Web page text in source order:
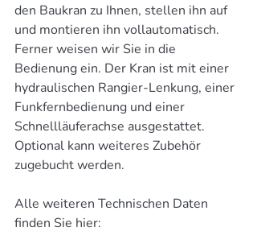
den Baukran zu Ihnen, stellen ihn auf
und montieren ihn vollautomatisch.
Ferner weisen wir Sie in die
Bedienung ein. Der Kran ist mit einer
hydraulischen Rangier-Lenkung, einer
Funkfernbedienung und einer
Schnellläuferachse ausgestattet.
Optional kann weiteres Zubehör
zugebucht werden.
Alle weiteren Technischen Daten
finden Sie hier: